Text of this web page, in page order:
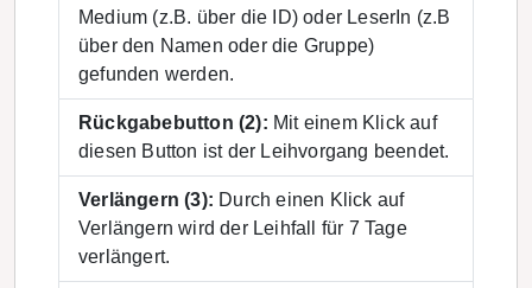
Medium (z.B. über die ID) oder LeserIn (z.B
über den Namen oder die Gruppe)
gefunden werden.
Rückgabebutton (2): Mit einem Klick auf
diesen Button ist der Leihvorgang beendet.
Verlängern (3): Durch einen Klick auf
Verlängern wird der Leihfall für 7 Tage
verlängert.